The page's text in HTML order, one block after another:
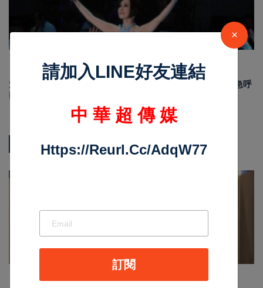
Aug 28 2024 32753
江蕙震撼回歸！10月5日大巨蛋國慶晚會演唱會，內政部緊急呼
籲安全維護計畫！
熱門新聞
Nov 19 2025 1039
×
請加入LINE好友連結
中 華 超 傳 媒
Https://reurl.cc/adqW77
訂閱